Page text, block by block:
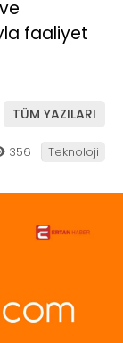
faaliyet
TÜM YAZILARI
356 Teknoloji